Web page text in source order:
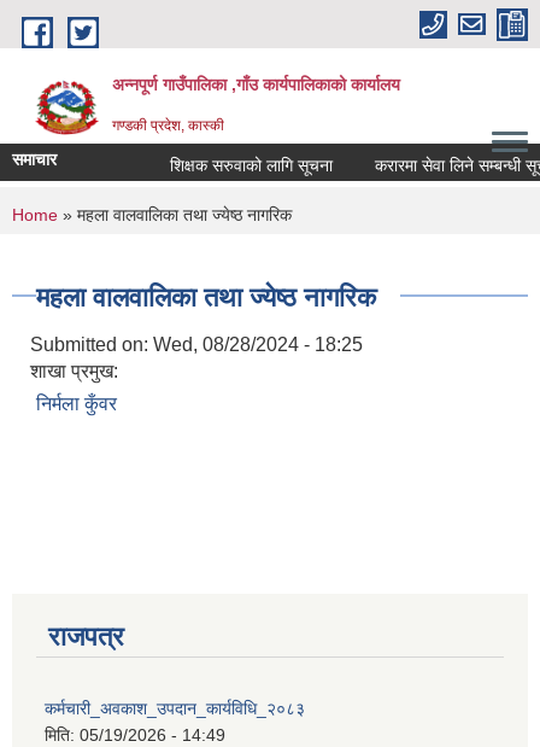
Skip to main content
अन्नपूर्ण गाउँपालिका ,गाँउ कार्यपालिकाको कार्यालय
गण्डकी प्रदेश, कास्की
समाचार शिक्षक सरुवाको लागि सूचना करारमा सेवा लिने सम्बन्धी
You are here
Home » महला वालवालिका तथा ज्येष्ठ नागरिक
महला वालवालिका तथा ज्येष्ठ नागरिक
Submitted on: Wed, 08/28/2024 - 18:25
शाखा प्रमुख:
निर्मला कुँवर
राजपत्र
कर्मचारी_अवकाश_उपदान_कार्यविधि_२०८३
मिति: 05/19/2026 - 14:49